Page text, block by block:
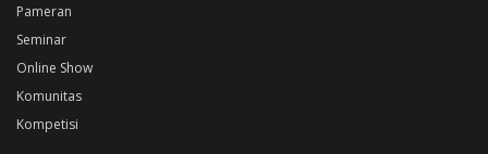
Pameran
Seminar
Online Show
Komunitas
Kompetisi